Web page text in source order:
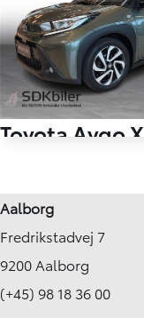
Toyota Aygo X
2023
Benzin
KONTANT
FINANSIERING
Aalborg
Fredrikstadvej 7
9200 Aalborg
(+45) 98 18 36 00